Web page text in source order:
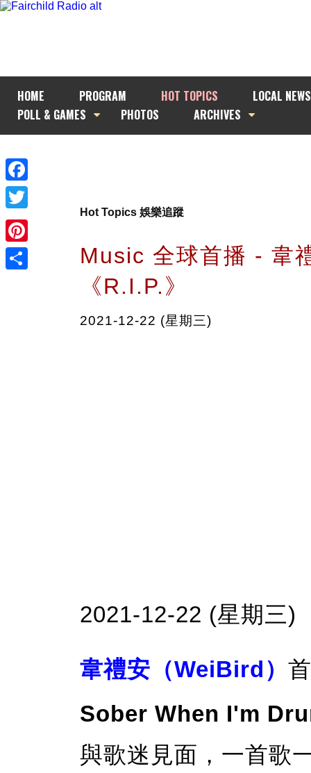
HOME PROGRAM HOT TOPICS
LOCAL NEWS
POLL & GAMES
PHOTOS ARCHIVES
Facebook
Twitter
Pinterest
Hot Topics 娛樂追蹤
Music 全球首播 - 韋
《R.I.P.》
2021-12-22 (星期三)
2021-12-22 (星期三)
韋禮安（WeiBird）
Sober When I'm
與歌迷見面，一首歌